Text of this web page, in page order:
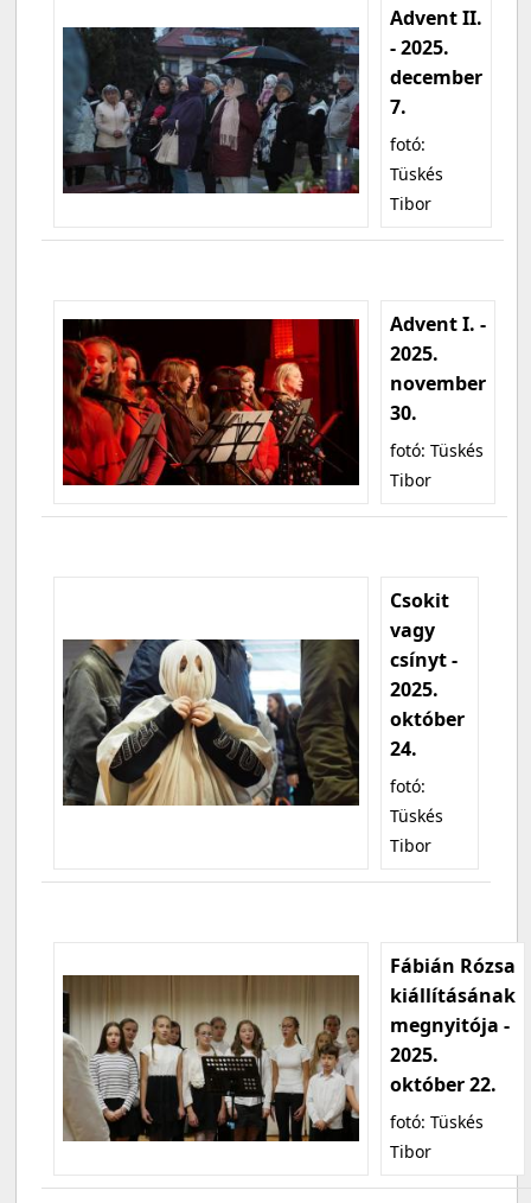
Advent II.
- 2025.
december
7.
fotó:
Tüskés
Tibor
Advent I. -
2025.
november
30.
fotó: Tüskés
Tibor
Csokit
vagy
csínyt -
2025.
október
24.
fotó:
Tüskés
Tibor
Fábián Rózsa
kiállításának
megnyitója -
2025.
október 22.
fotó: Tüskés
Tibor